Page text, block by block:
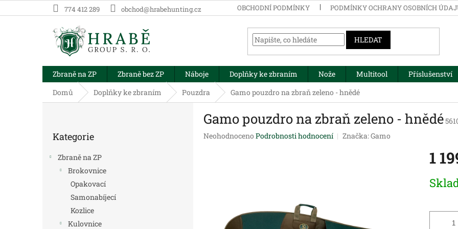
na
774 412 289 obchod@hrabehunting.cz OBCHODNÍ PODMÍNKY PODMÍNKY OCHRANY OSOBNÍCH
HLEDAT
Zbraně na ZP Zbraně bez ZP Náboje Doplňky ke zbraním Nože Multitool Příslušenství
Domů
Doplňky ke zbraním Pouzdra Gamo pouzdro na zbraň zeleno - hnědé
kategorie
Kategorie
Zbraně na ZP
Brokovnice
Opakovací
Samonabíjecí
Kozlice
Kulovnice
Gamo pouzdro na zbraň zeleno - hnědé
Průměrné
Neohodnoceno Podrobnosti hodnocení Značka:Gamo
1
cena: